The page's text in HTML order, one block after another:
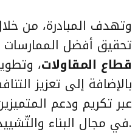
تحقيق أفضل الممارسات
قطاع المقاولات،
بالإضافة إلى تعزيز
عبر تكريم ودعم
في مجال البناء والتّشييد.